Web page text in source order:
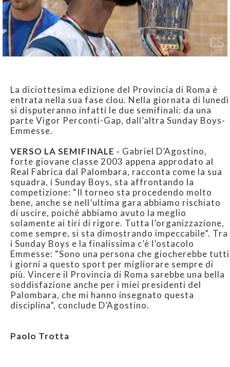
La diciottesima edizione del Provincia di Roma è
entrata nella sua fase clou. Nella giornata di lunedì
si disputeranno infatti le due semifinali: da una
parte Vigor Perconti-Gap, dall’altra Sunday Boys-
Emmesse.
VERSO LA SEMIFINALE - Gabriel D’Agostino,
forte giovane classe 2003 appena approdato al
Real Fabrica dal Palombara, racconta come la sua
squadra, i Sunday Boys, sta affrontando la
competizione: “Il torneo sta procedendo molto
bene, anche se nell’ultima gara abbiamo rischiato
di uscire, poiché abbiamo avuto la meglio
solamente ai tiri di rigore. Tutta l’organizzazione,
come sempre, si sta dimostrando impeccabile”. Tra
i Sunday Boys e la finalissima c’è l’ostacolo
Emmesse: “Sono una persona che giocherebbe tutti
i giorni a questo sport per migliorare sempre di
più. Vincere il Provincia di Roma sarebbe una bella
soddisfazione anche per i miei presidenti del
Palombara, che mi hanno insegnato questa
disciplina”, conclude D’Agostino.
Paolo Trotta